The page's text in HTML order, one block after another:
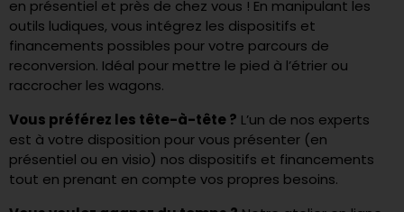
en présentiel et près de chez vous ! En manipulant les
outils ludiques, vous intégrez les dispositifs et
financements possibles pour votre parcours de
reconversion. Idéal pour mettre le pied à l’étrier ou
raccrocher les wagons.
Vous préférez les tête-à-tête ? L’un de nos experts
est à votre disposition pour vous présenter (en
présentiel ou en visio) nos dispositifs et financements
tout en prenant en compte vos propres besoins.